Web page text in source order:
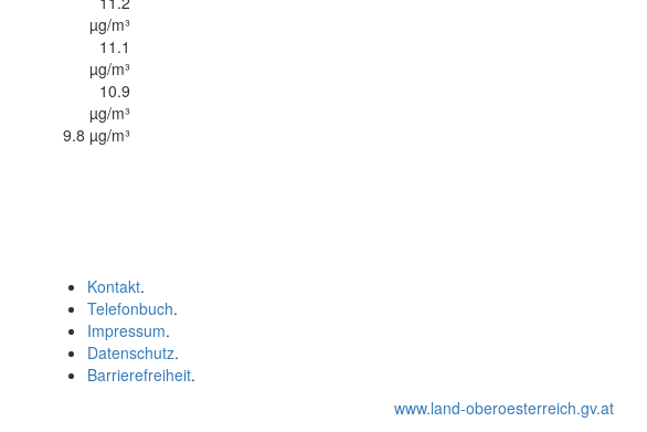
µg/m³
11.1
µg/m³
10.9
µg/m³
9.8 µg/m³
Kontakt.
Telefonbuch.
Impressum.
Datenschutz.
Barrierefreiheit.
www.land-oberoesterreich.gv.at